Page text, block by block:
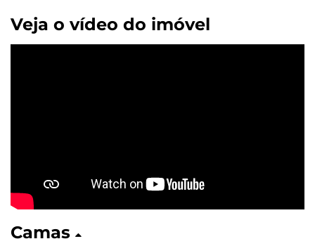
Veja o vídeo do imóvel
Camas